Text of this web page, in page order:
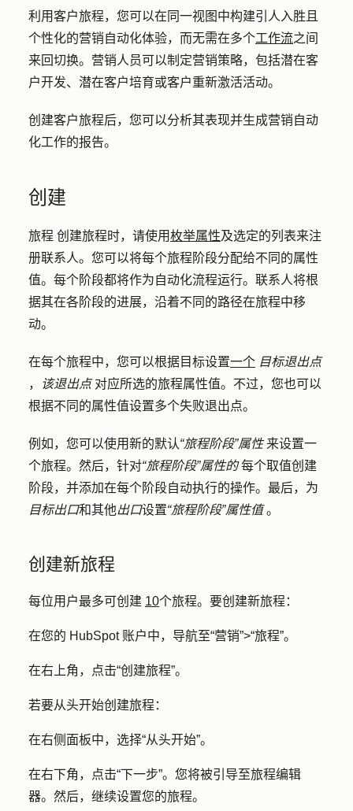
利用客户旅程，您可以在同一视图中构建引人入胜且
个性化的营销自动化体验，而无需在多个工作流之间
来回切换。营销人员可以制定营销策略，包括潜在客
户开发、潜在客户培育或客户重新激活活动。
创建客户旅程后，您可以分析其表现并生成营销自动
化工作的报告。
创建
旅程 创建旅程时，请使用枚举属性及选定的列表来注
册联系人。您可以将每个旅程阶段分配给不同的属性
值。每个阶段都将作为自动化流程运行。联系人将根
据其在各阶段的进展，沿着不同的路径在旅程中移
动。
在每个旅程中，您可以根据目标设置一个 目标退出点
，
该退出点对应所选的旅程属性值。不过，您也可以
根据不同的属性值设置多个失败退出点。
例如，您可以使用新的默认“旅程阶段”属性来设置一
个旅程。然后，针对“旅程阶段”属性的每个取值创建
阶段，并添加在每个阶段自动执行的操作。最后，为
目标出口和其他出口设置“旅程阶段”属性值。
创建新旅程
每位用户最多可创建 10个旅程。要创建新旅程：
在您的 HubSpot 账户中，导航至“营销”>“旅程”。
在右上角，点击“创建旅程”。
若要从头开始创建旅程：
在右侧面板中，选择“从头开始”。
在右下角，点击“下一步”。您将被引导至旅程编辑
器。然后，继续设置您的旅程。